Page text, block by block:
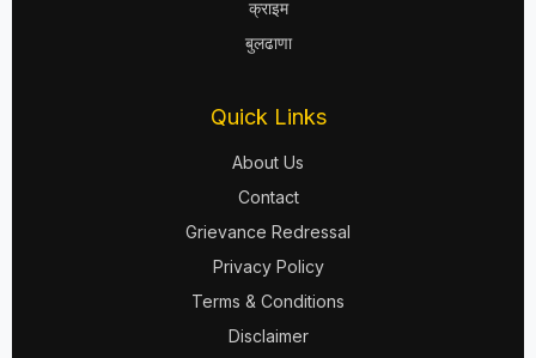
क्राइम
बुलढाणा
Quick Links
About Us
Contact
Grievance Redressal
Privacy Policy
Terms & Conditions
Disclaimer